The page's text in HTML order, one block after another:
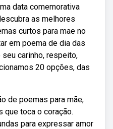
data comemorativa
as melhores
curtos para mae no
em poema de dia das
carinho, respeito,
20 opções, das
de poemas para mãe,
que toca o coração.
para expressar amor